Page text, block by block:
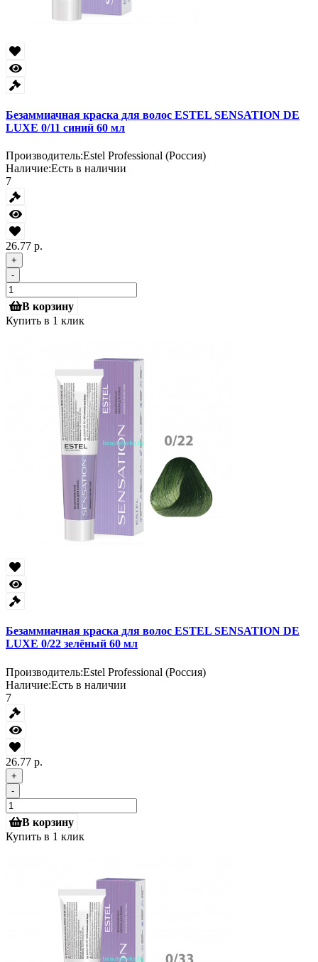
Безаммиачная краска для волос ESTEL SENSATION DE
LUXE 0/11 синий 60 мл
Производитель:Estel Professional (Россия)
Наличие:Есть в наличии
7
26.77 р.
+
-
В корзину
Купить в 1 клик
Безаммиачная краска для волос ESTEL SENSATION DE
LUXE 0/22 зелёный 60 мл
Производитель:Estel Professional (Россия)
Наличие:Есть в наличии
7
26.77 р.
+
-
В корзину
Купить в 1 клик